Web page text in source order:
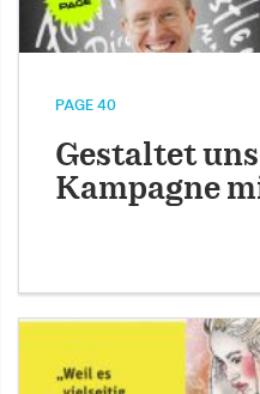
PAGE 40
Gestaltet
Kampagne